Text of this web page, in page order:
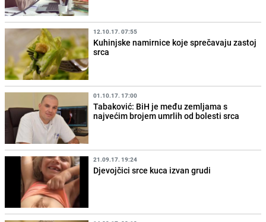
12.10.17. 07:55
Kuhinjske namirnice koje sprečavaju zastoj
srca
01.10.17. 17:00
Tabaković: BiH je među zemljama s
najvećim brojem umrlih od bolesti srca
21.09.17. 19:24
Djevojčici srce kuca izvan grudi